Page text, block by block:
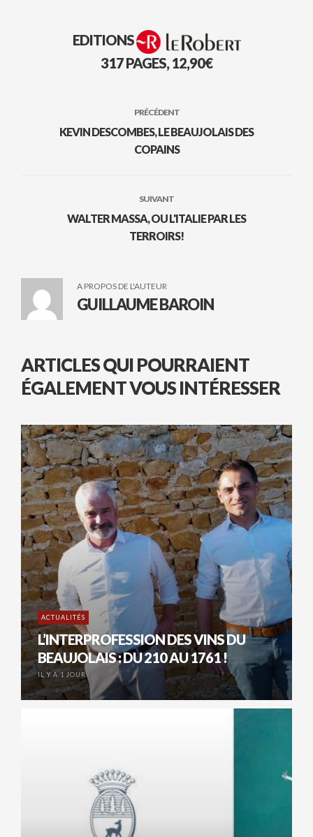
EDITIONS
317 PAGES, 12,90€
PRÉCÉDENT
KEVIN DESCOMBES, LE BEAUJOLAIS DES
COPAINS
SUIVANT
WALTER MASSA, OU L'ITALIE PAR LES
TERROIRS!
A PROPOS DE L'AUTEUR
GUILLAUME BAROIN
ARTICLES QUI POURRAIENT
ÉGALEMENT VOUS INTÉRESSER
ACTUALITÉS
L’INTERPROFESSION DES VINS DU
BEAUJOLAIS : DU 210 AU 1761 !
IL Y A 1 JOUR